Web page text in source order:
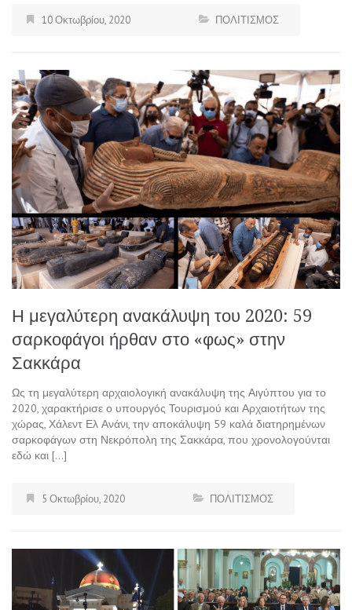
10 Οκτωβρίου, 2020 ΠΟΛΙΤΙΣΜΟΣ
Η μεγαλύτερη ανακάλυψη του 2020: 59
σαρκοφάγοι ήρθαν στο «φως» στην
Σακκάρα
Ως τη μεγαλύτερη αρχαιολογική ανακάλυψη της Αιγύπτου για το
2020, χαρακτήρισε ο υπουργός Τουρισμού και Αρχαιοτήτων της
χώρας, Χάλεντ Ελ Ανάνι, την αποκάλυψη 59 καλά διατηρημένων
σαρκοφάγων στη Νεκρόπολη της Σακκάρα, που χρονολογούνται
εδώ και […]
5 Οκτωβρίου, 2020 ΠΟΛΙΤΙΣΜΟΣ